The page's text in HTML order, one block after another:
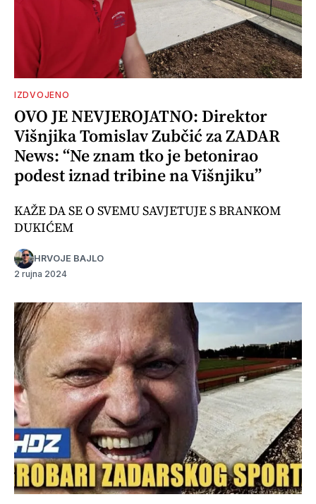
IZDVOJENO
OVO JE NEVJEROJATNO: Direktor
Višnjika Tomislav Zubčić za ZADAR
News: “Ne znam tko je betonirao
podest iznad tribine na Višnjiku”
KAŽE DA SE O SVEMU SAVJETUJE S BRANKOM
DUKIĆEM
HRVOJE BAJLO
2 rujna 2024